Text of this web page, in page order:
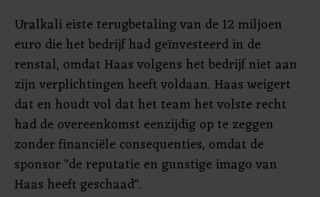
Uralkali eiste terugbetaling van de 12 miljoen
euro die het bedrijf had geïnvesteerd in de
renstal, omdat Haas volgens het bedrijf niet aan
zijn verplichtingen heeft voldaan. Haas weigert
dat en houdt vol dat het team het volste recht
had de overeenkomst eenzijdig op te zeggen
zonder financiële consequenties, omdat de
sponsor "de reputatie en gunstige imago van
Haas heeft geschaad".